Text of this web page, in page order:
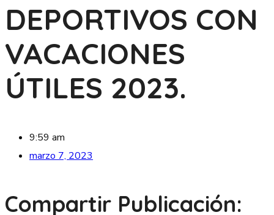
DEPORTIVOS CON
VACACIONES
ÚTILES 2023.
9:59 am
marzo 7, 2023
Compartir Publicación: